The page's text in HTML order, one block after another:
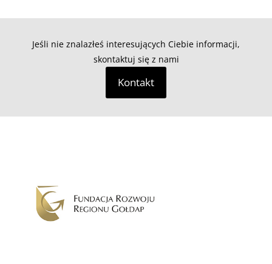
Jeśli nie znalazłeś interesujących Ciebie informacji,
skontaktuj się z nami
Kontakt